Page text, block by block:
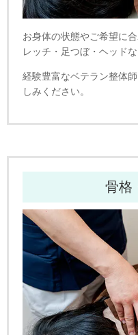
お身体の状態やご希望に
レッチ・足つぼ・ヘッド
経験豊富なベテラン整体
しみください。
骨格